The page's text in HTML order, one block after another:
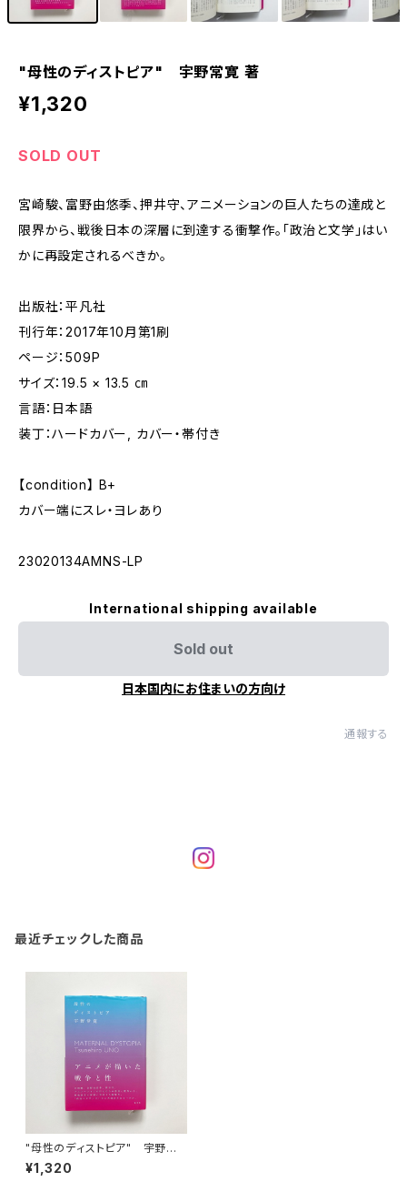
"母性のディストピア" 宇野常寛 著
¥1,320
SOLD OUT
宮崎駿、富野由悠季、押井守、アニメーションの巨人たちの達成と
限界から、戦後日本の深層に到達する衝撃作。「政治と文学」はい
かに再設定されるべきか。
出版社：平凡社
刊行年：2017年10月第1刷
ページ：509P
サイズ：19.5 × 13.5 ㎝
言語：日本語
装丁：ハードカバー, カバー・帯付き
【condition】 B+
カバー端にスレ・ヨレあり
23020134AMNS-LP
International shipping available
Sold out
日本国内にお住まいの方向け
通報する
最近チェックした商品
"母性のディストピア" 宇野常
寛 著
¥1,320